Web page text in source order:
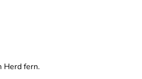
Herd fern.